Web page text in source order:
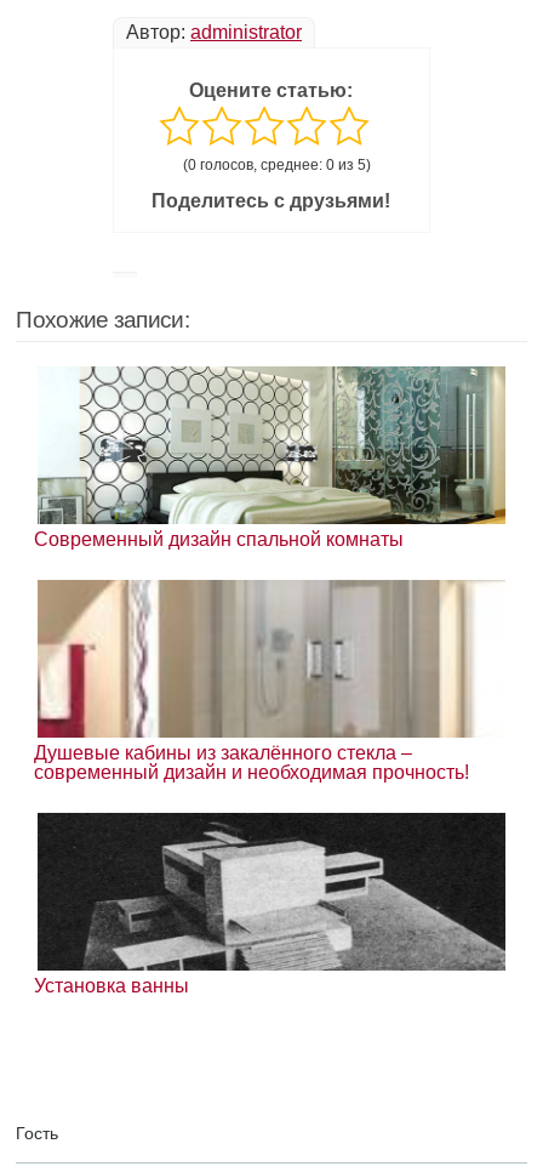
Автор: administrator
Оцените статью:
(0 голосов, среднее: 0 из 5)
Поделитесь с друзьями!
Похожие записи:
Современный дизайн спальной комнаты
Душевые кабины из закалённого стекла –
современный дизайн и необходимая прочность!
Установка ванны
Гость